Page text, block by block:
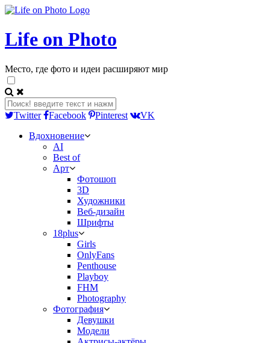
Life on Photo
Место, где фото и идеи расширяют мир
Twitter Facebook Pinterest
VK
Вдохновение
AI
Best of
Арт
Фотошоп
3D
Художники
Веб-дизайн
Шрифты
18plus
Girls
OnlyFans
Penthouse
Playboy
FHM
Photography
Фотография
Девушки
Модели